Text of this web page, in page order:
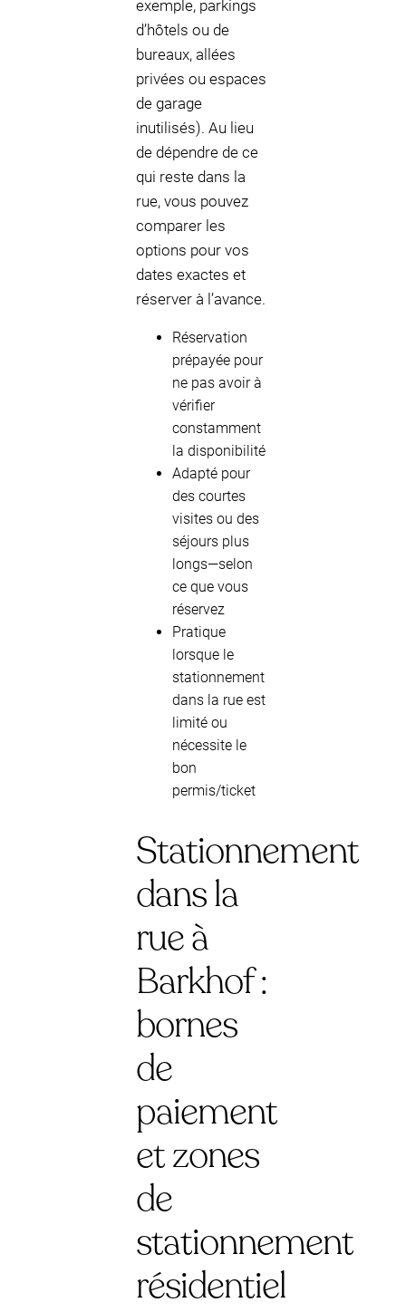
exemple, parkings
d’hôtels ou de
bureaux, allées
privées ou espaces
de garage
inutilisés). Au lieu
de dépendre de ce
qui reste dans la
rue, vous pouvez
comparer les
options pour vos
dates exactes et
réserver à l’avance.
Réservation
prépayée pour
ne pas avoir à
vérifier
constamment
la disponibilité
Adapté pour
des courtes
visites ou des
séjours plus
longs—selon
ce que vous
réservez
Pratique
lorsque le
stationnement
dans la rue est
limité ou
nécessite le
bon
permis/ticket
Stationnement
dans la
rue à
Barkhof :
bornes
de
paiement
et zones
de
stationnement
résidentiel